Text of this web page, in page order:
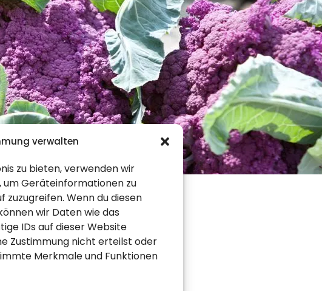
verwalten
zu bieten, verwenden wir
um Geräteinformationen zu
Wenn du diesen
wir Daten wie das
IDs auf dieser Website
Zustimmung nicht erteilst oder
Merkmale und Funktionen